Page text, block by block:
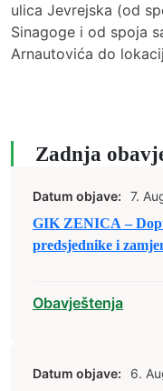
ulica Jevrejska (od
Sinagoge i od spoja
Arnautovića do
Zadnja
Datum objave:
7.
GIK ZENICA –
predsjednike i
Obavještenja
Datum objave:
6.